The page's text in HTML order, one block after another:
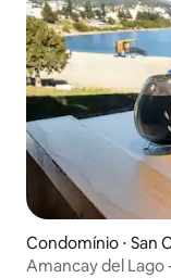
Condomínio ⋅ San
Amancay del